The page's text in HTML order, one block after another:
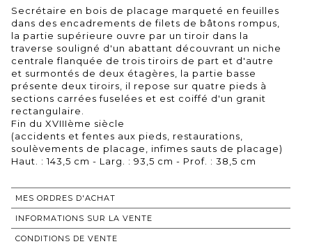
Secrétaire en bois de placage marqueté en feuilles
dans des encadrements de filets de bâtons rompus,
la partie supérieure ouvre par un tiroir dans la
traverse souligné d'un abattant découvrant un niche
centrale flanquée de trois tiroirs de part et d'autre
et surmontés de deux étagères, la partie basse
présente deux tiroirs, il repose sur quatre pieds à
sections carrées fuselées et est coiffé d'un granit
rectangulaire.
Fin du XVIIIème siècle
(accidents et fentes aux pieds, restaurations,
soulèvements de placage, infimes sauts de placage)
Haut. : 143,5 cm - Larg. : 93,5 cm - Prof. : 38,5 cm
MES ORDRES D'ACHAT
INFORMATIONS SUR LA VENTE
CONDITIONS DE VENTE